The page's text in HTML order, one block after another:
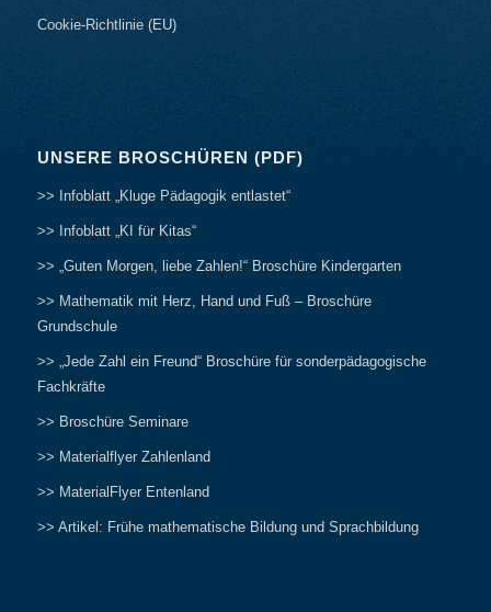
Cookie-Richtlinie (EU)
UNSERE BROSCHÜREN (PDF)
>> Infoblatt „Kluge Pädagogik entlastet“
>> Infoblatt „KI für Kitas“
>> „Guten Morgen, liebe Zahlen!“ Broschüre Kindergarten
>> Mathematik mit Herz, Hand und Fuß – Broschüre
Grundschule
>> „Jede Zahl ein Freund“ Broschüre für sonderpädagogische
Fachkräfte
>> Broschüre Seminare
>> Materialflyer Zahlenland
>> MaterialFlyer Entenland
>> Artikel: Frühe mathematische Bildung und Sprachbildung